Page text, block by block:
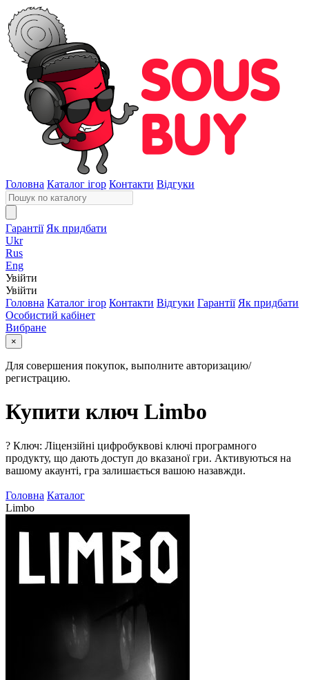
Головна Каталог ігор Контакти Відгуки
Гарантії Як придбати
Ukr
Rus
Eng
Увійти
Увійти
Головна Каталог ігор Контакти Відгуки Гарантії Як придбати
Особистий кабінет
Вибране
×
Для совершения покупок, выполните авторизацию/
регистрацию.
Купити ключ Limbo
? Ключ: Ліцензійні цифробуквові ключі програмного
продукту, що дають доступ до вказаної гри. Активуються на
вашому акаунті, гра залишається вашою назавжди.
Головна Каталог
Limbo